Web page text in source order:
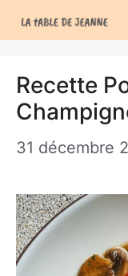
au
Recette
31 décembre